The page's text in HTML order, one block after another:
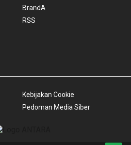
BrandA
RSS
Kebijakan Cookie
Pedoman Media Siber